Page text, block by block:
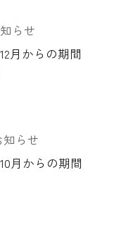
らせ
月からの期間
らせ
月からの期間